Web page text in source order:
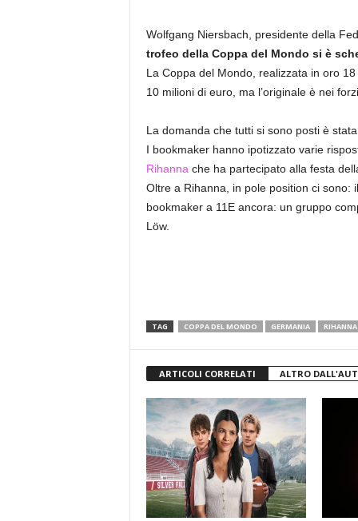
Wolfgang Niersbach, presidente della
trofeo della Coppa del Mondo si è
La Coppa del Mondo, realizzata in oro
10 milioni di euro, ma l’originale è nei
La domanda che tutti si sono posti è stata
I bookmaker hanno ipotizzato varie
Rihanna che ha partecipato alla festa
Oltre a Rihanna, in pole position ci sono:
bookmaker a 11E ancora: un gruppo
Löw.
TAG COPPA DEL MONDO GERMANIA RIHANNA
ARTICOLI CORRELATI ALTRO